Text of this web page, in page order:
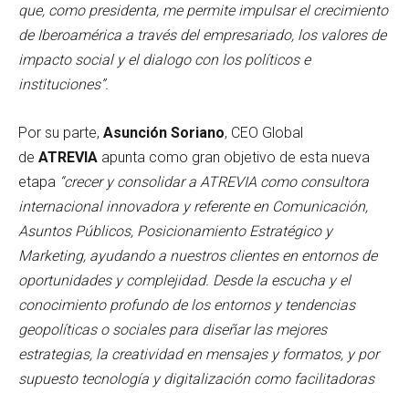
que, como presidenta, me permite impulsar el crecimiento
de Iberoamérica a través del empresariado, los valores de
impacto social y el dialogo con los políticos e
instituciones”.
Por su parte, Asunción Soriano, CEO Global
de ATREVIA apunta como gran objetivo de esta nueva
etapa “crecer y consolidar a ATREVIA como consultora
internacional innovadora y referente en Comunicación,
Asuntos Públicos, Posicionamiento Estratégico y
Marketing, ayudando a nuestros clientes en entornos de
oportunidades y complejidad. Desde la escucha y el
conocimiento profundo de los entornos y tendencias
geopolíticas o sociales para diseñar las mejores
estrategias, la creatividad en mensajes y formatos, y por
supuesto tecnología y digitalización como facilitadoras